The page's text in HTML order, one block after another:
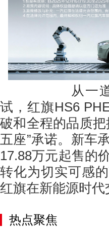
从一道道
试，红旗HS6
破和全程的品质
五座”承诺。新车
17.88万元起售的
转化为切实可感
红旗在新能源时
热点聚焦